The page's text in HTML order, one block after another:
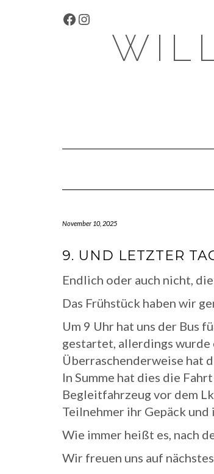
FACEBOOK
INSTAGRAM
November 10, 2025
9. UND LETZTER
Endlich oder auch nicht,
Das Frühstück haben wir
Um 9 Uhr hat uns der Bus
gestartet, allerdings
Überraschenderweise hat
In Summe hat dies die
Begleitfahrzeug vor dem
Teilnehmer ihr Gepäck und
Wie immer heißt es, nach
Wir freuen uns auf